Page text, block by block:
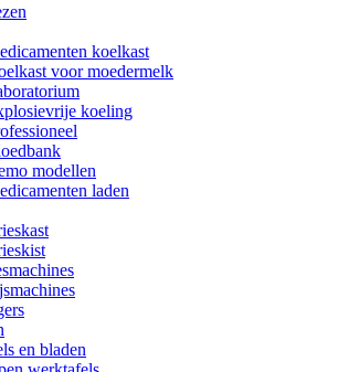
koelkast
voor moedermelk
koeling
modellen
laden
en bladen